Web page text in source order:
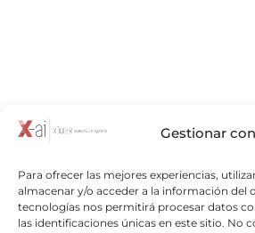
Gestionar
Para ofrecer las mejores experiencias,
almacenar y/o acceder a la información del
tecnologías nos permitirá procesar datos
las identificaciones únicas en este sitio. No